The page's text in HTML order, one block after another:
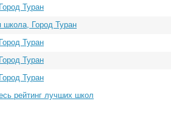
Туран
школа, Город Туран
Туран
Туран
Туран
рейтинг лучших школ